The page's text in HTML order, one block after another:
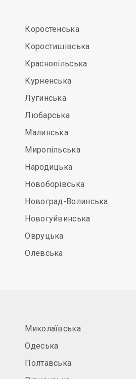
Коростенська
Коростишівська
Краснопільська
Курненська
Лугинська
Любарська
Малинська
Миропільська
Народицька
Новоборівська
Новоград-Волинська
Новогуйвинська
Овруцька
Олевська
Миколаївська
Одеська
Полтавська